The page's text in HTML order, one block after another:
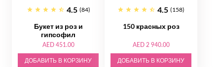
4.5 (84)
Букет из роз и
гипсофил
AED 451.00
ДОБАВИТЬ В КОРЗИНУ
4.5 (158)
150 красных роз
AED 2 940.00
ДОБАВИТЬ В КОРЗИНУ